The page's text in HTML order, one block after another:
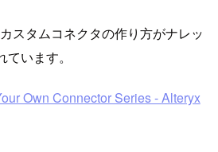
スタムコネクタの作り方がナレッ
います。
Own Connector Series - Alteryx